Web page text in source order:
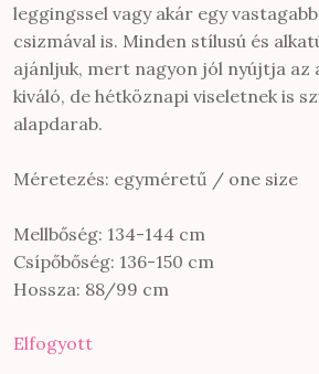
leggingssel vagy akár egy
csizmával is. Minden stílusú és
ajánljuk, mert nagyon jól nyújtja az
kiváló, de hétköznapi viseletnek is
alapdarab.
Méretezés: egyméretű / one size
Mellbőség: 134-144 cm
Csípőbőség: 136-150 cm
Hossza: 88/99 cm
Elfogyott